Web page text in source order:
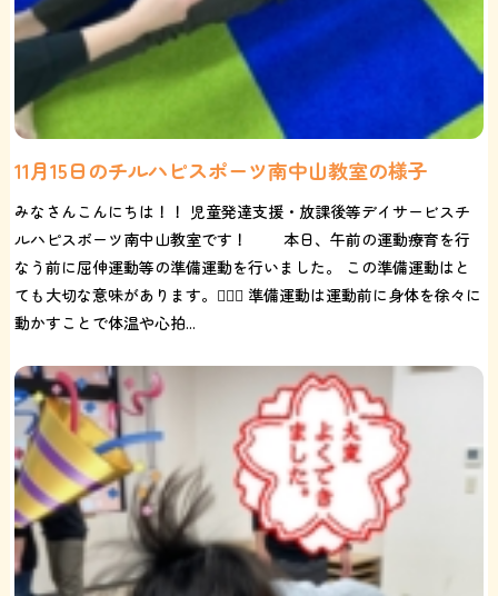
11月15日のチルハピスポーツ南中山教室の様子
みなさんこんにちは！！ 児童発達支援・放課後等デイサービスチ
ルハピスポーツ南中山教室です！ 本日、午前の運動療育を行
なう前に屈伸運動等の準備運動を行いました。 この準備運動はと
ても大切な意味があります。🤸🏻‍♂️ 準備運動は運動前に身体を徐々に
動かすことで体温や心拍...